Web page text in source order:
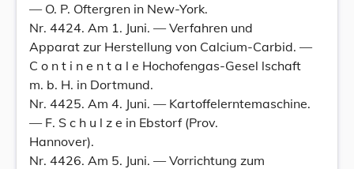
— O. P. Oftergren in New-York.
Nr. 4424. Am 1. Juni. — Verfahren und
Apparat zur Herstellung von Calcium-Carbid. —
C o n t i n e n t a l e Hochofengas-Gesel lschaft
m. b. H. in Dortmund.
Nr. 4425. Am 4. Juni. — Kartoffelerntemaschine.
— F. S c h u l z e in Ebstorf (Prov.
Hannover).
Nr. 4426. Am 5. Juni. — Vorrichtung zum